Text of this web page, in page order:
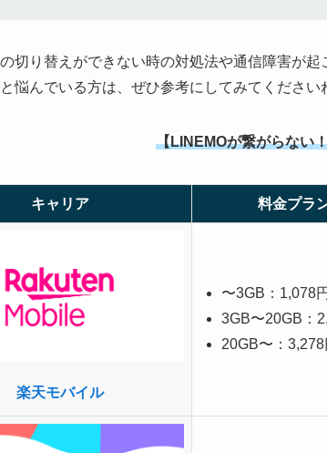
切り替えができない時の対処法や通信障害が
悩んでいる方は、ぜひ参考にしてみてください
【LINEMOが繋がらない
キャリア 料金プラ
楽天モバイル
〜3GB：1,078円
3GB〜20GB：
20GB〜：3,278